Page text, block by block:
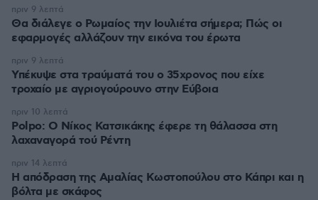
Θα διάλεγε ο Ρωμαίος την Ιουλιέτα σήμερα; Πώς οι
εφαρμογές αλλάζουν την εικόνα του έρωτα
πριν 9 λεπτά
Υπέκυψε στα τραύματά του ο 35χρονος που είχε
τροχαίο με αγριογούρουνο στην Εύβοια
πριν 9 λεπτά
Polpo: O Νίκος Κατσικάκης έφερε τη θάλασσα στη
λαχαναγορά τού Ρέντη
πριν 10 λεπτά
Η απόδραση της Αμαλίας Κωστοπούλου στο Κάπρι και η
βόλτα με σκάφος
πριν 14 λεπτά